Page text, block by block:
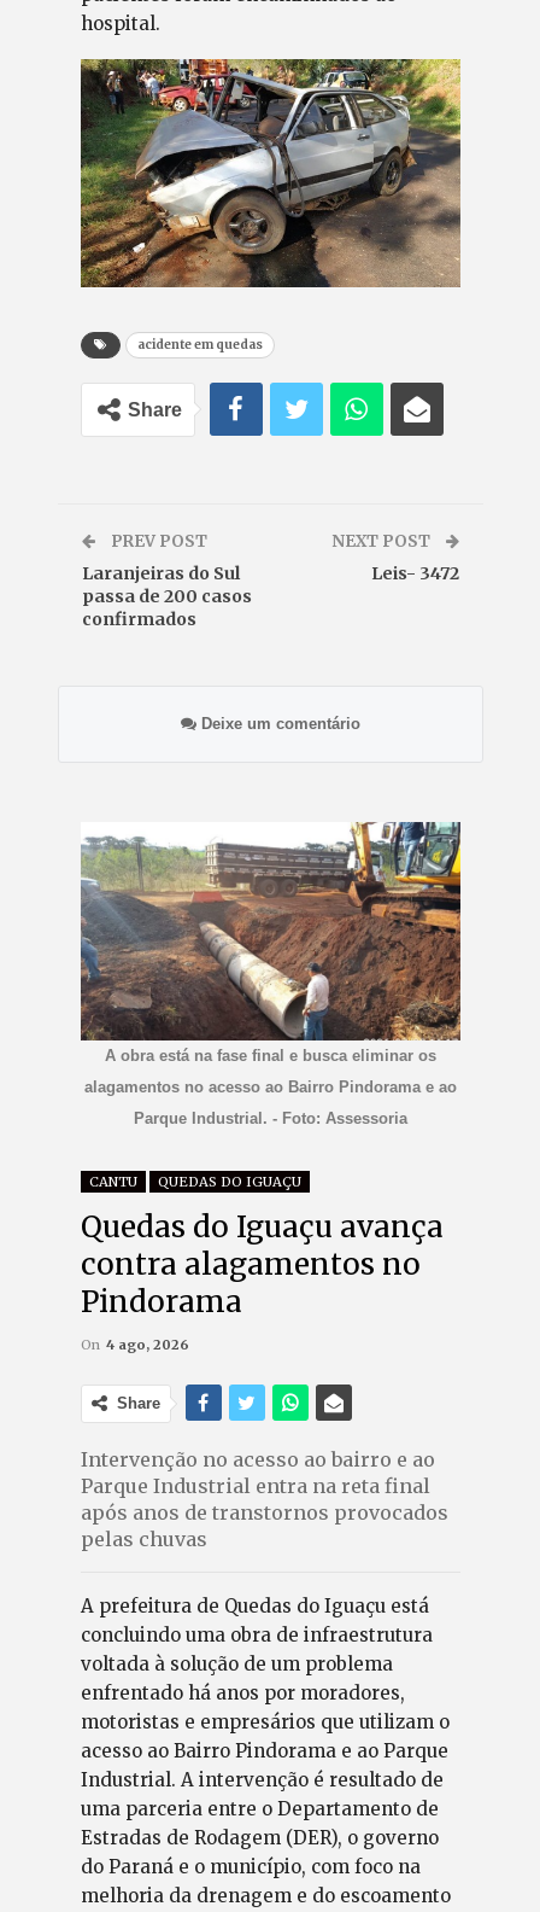
hospital.
acidente em quedas
Share
PREV POST
Laranjeiras do Sul
passa de 200 casos
confirmados
NEXT POST
Leis- 3472
Deixe um comentário
A obra está na fase final e busca eliminar os
alagamentos no acesso ao Bairro Pindorama e ao
Parque Industrial. - Foto: Assessoria
CANTU QUEDAS DO IGUAÇU
Quedas do Iguaçu avança
contra alagamentos no
Pindorama
On 4 ago, 2026
Share
Intervenção no acesso ao bairro e ao
Parque Industrial entra na reta final
após anos de transtornos provocados
pelas chuvas
A prefeitura de Quedas do Iguaçu está
concluindo uma obra de infraestrutura
voltada à solução de um problema
enfrentado há anos por moradores,
motoristas e empresários que utilizam o
acesso ao Bairro Pindorama e ao Parque
Industrial. A intervenção é resultado de
uma parceria entre o Departamento de
Estradas de Rodagem (DER), o governo
do Paraná e o município, com foco na
melhoria da drenagem e do escoamento